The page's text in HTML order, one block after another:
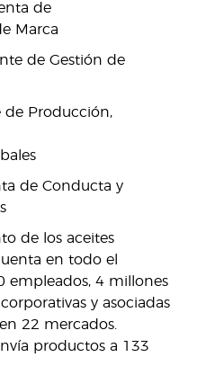
de
Marca
de Gestión de
de Producción,
de Conducta y
de los aceites
en todo el
empleados, 4 millones
y asociadas
22 mercados.
productos a 133